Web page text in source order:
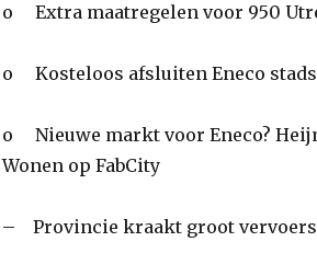
o Extra maatregelen voor 950
o Kosteloos afsluiten Eneco
o Nieuwe markt voor Eneco?
Wonen op FabCity
– Provincie kraakt groot